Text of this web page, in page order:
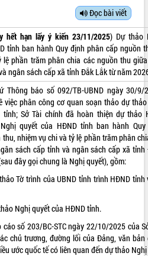
Đọc bài viết
hết hạn lấy ý kiến 23/11/2025) Dự thảo
tỉnh ban hành Quy định phân cấp nguồn
lệ phần trăm phân chia các nguồn thu
ngân sách cấp xã tỉnh Đắk Lắk từ năm
Thông báo số 092/TB-UBND ngày 30/9/
việc phân công cơ quan soạn thảo dự
tỉnh; Sở Tài chính đã hoàn thiện dự thảo
quyết của HĐND tỉnh ban hành
thu, nhiệm vụ chi và tỷ lệ phần trăm phân
sách cấp tỉnh và ngân sách cấp xã
đây gọi chung là Nghị quyết), gồm:
Tờ trình của UBND tỉnh trình HĐND
Nghị quyết của HĐND tỉnh.
cáo số 203/BC-STC ngày 22/10/2025 của
chủ trương, đường lối của Đảng, văn
ước quốc tế có liên quan đến dự thảo